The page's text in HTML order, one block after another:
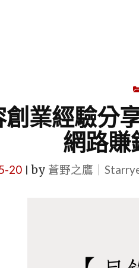
創業經驗分
網路賺
20 by 蒼野之鷹｜